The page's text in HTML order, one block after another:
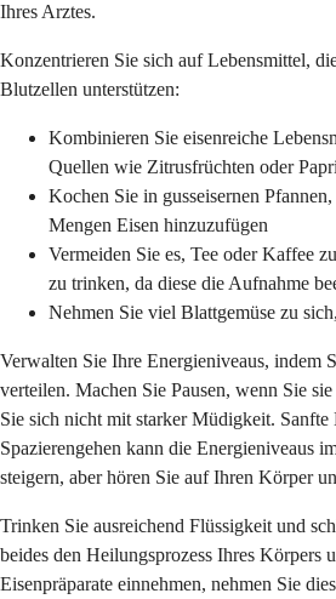
Ihres Arztes.
Konzentrieren Sie sich auf Lebensmittel,
Blutzellen unterstützen:
Kombinieren Sie eisenreiche
Quellen wie Zitrusfrüchten oder
Kochen Sie in gusseisernen
Mengen Eisen hinzuzufügen
Vermeiden Sie es, Tee oder Kaffee
zu trinken, da diese die Aufnahme
Nehmen Sie viel Blattgemüse zu
Verwalten Sie Ihre Energieniveaus, indem
verteilen. Machen Sie Pausen, wenn Sie
Sie sich nicht mit starker Müdigkeit.
Spazierengehen kann die Energieniveaus
steigern, aber hören Sie auf Ihren Körper
Trinken Sie ausreichend Flüssigkeit und
beides den Heilungsprozess Ihres Körpers
Eisenpräparate einnehmen, nehmen Sie